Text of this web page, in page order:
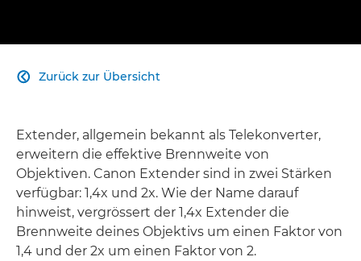
Zurück zur Übersicht

Extender, allgemein bekannt als Telekonverter,
erweitern die effektive Brennweite von
Objektiven. Canon Extender sind in zwei Stärken
verfügbar: 1,4x und 2x. Wie der Name darauf
hinweist, vergrössert der 1,4x Extender die
Brennweite deines Objektivs um einen Faktor von
1,4 und der 2x um einen Faktor von 2.